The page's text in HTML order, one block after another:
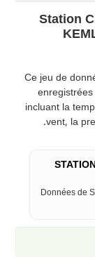
Station
Ce jeu de
incluant la
vent, la
Données de